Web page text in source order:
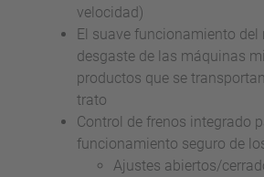
velocidad)
El suave funcionamiento del
desgaste de las máquinas
productos que se
trato
Control de frenos integrado
funcionamiento seguro de
Ajustes abiertos/